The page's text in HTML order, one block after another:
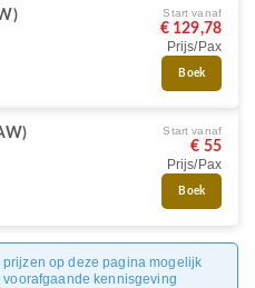
Start vanaf
€ 129,78
Prijs/Pax
Boek
Start vanaf
€ 55
Prijs/Pax
Boek
op deze pagina mogelijk
kennisgeving